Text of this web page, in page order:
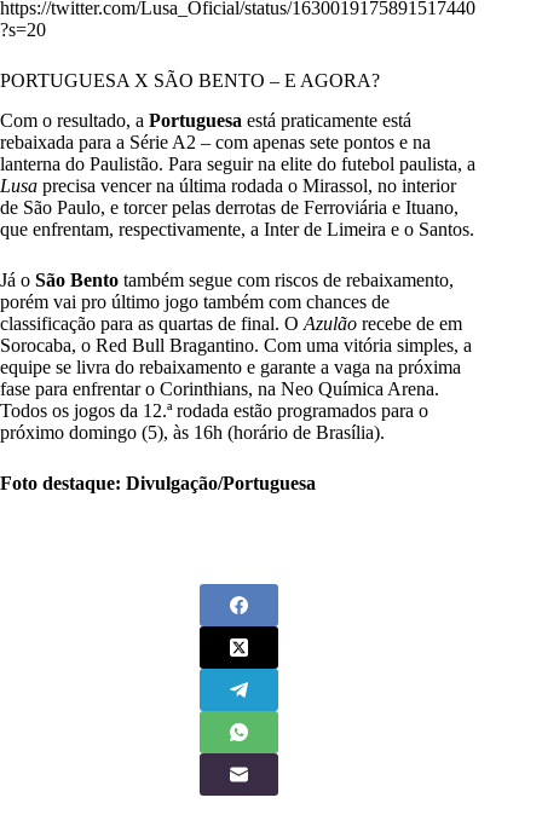
https://twitter.com/Lusa_Oficial/status/1630019175891517440
?s=20
PORTUGUESA X SÃO BENTO – E AGORA?
Com o resultado, a Portuguesa está praticamente está
rebaixada para a Série A2 – com apenas sete pontos e na
lanterna do Paulistão. Para seguir na elite do futebol paulista, a
Lusa precisa vencer na última rodada o Mirassol, no interior
de São Paulo, e torcer pelas derrotas de Ferroviária e Ituano,
que enfrentam, respectivamente, a Inter de Limeira e o Santos.
Já o São Bento também segue com riscos de rebaixamento,
porém vai pro último jogo também com chances de
classificação para as quartas de final. O Azulão recebe de em
Sorocaba, o Red Bull Bragantino. Com uma vitória simples, a
equipe se livra do rebaixamento e garante a vaga na próxima
fase para enfrentar o Corinthians, na Neo Química Arena.
Todos os jogos da 12.ª rodada estão programados para o
próximo domingo (5), às 16h (horário de Brasília).
Foto destaque: Divulgação/Portuguesa